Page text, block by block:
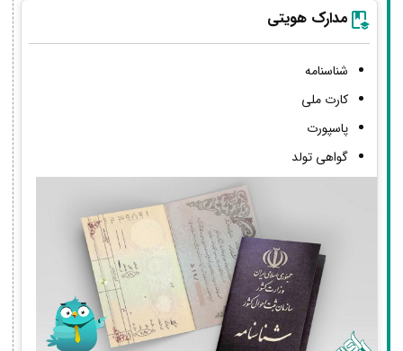
مدارک هویتی
شناسنامه
کارت ملی
پاسپورت
گواهی تولد